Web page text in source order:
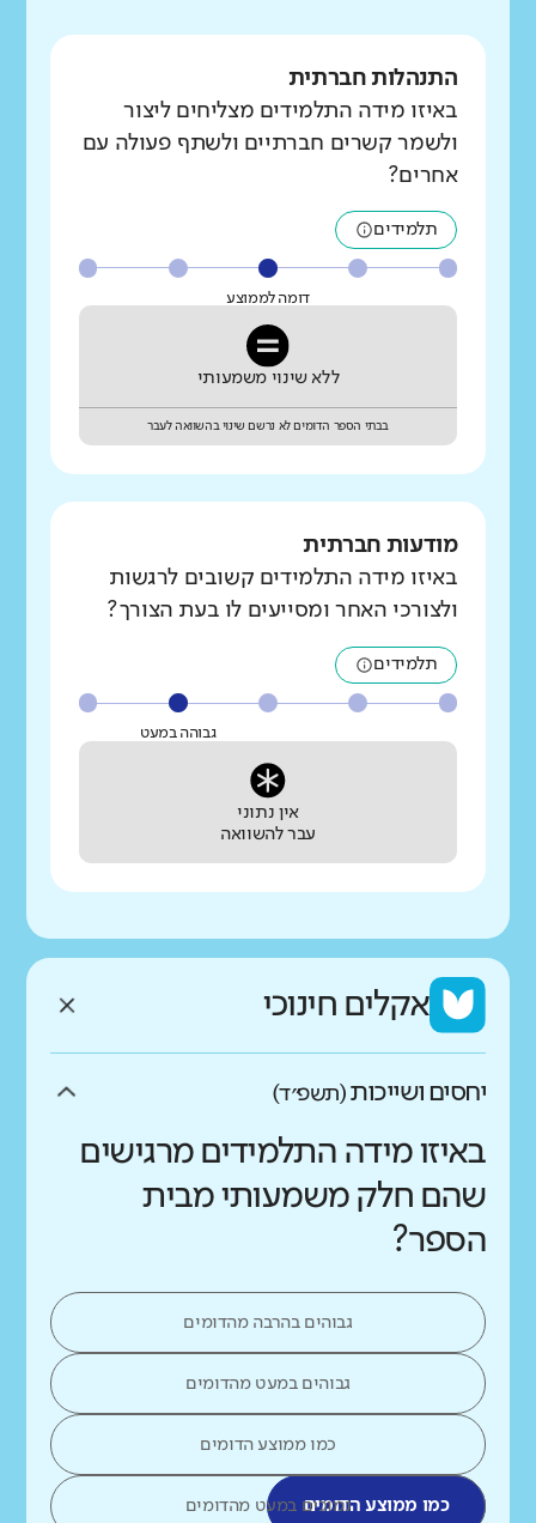
התנהלות חברתית
באיזו מידה התלמידים מצליחים ליצור
ולשמר קשרים חברתיים ולשתף פעולה עם
אחרים?
תלמידים
דומה לממוצע
ללא שינוי משמעותי
בבתי הספר הדומים לא נרשם שינוי בהשוואה לעבר
מודעות חברתית
באיזו מידה התלמידים קשובים לרגשות
ולצורכי האחר ומסייעים לו בעת הצורך?
תלמידים
גבוהה במעט
אין נתוני
עבר להשוואה
אקלים חינוכי
יחסים ושייכות(תשפ״ד)
באיזו מידה התלמידים מרגישים
שהם חלק משמעותי מבית
הספר?
גבוהים בהרבה מהדומים
גבוהים במעט מהדומים
כמו ממוצע הדומים
כמו ממוצע הדומיםנמוכים במעט מהדומים